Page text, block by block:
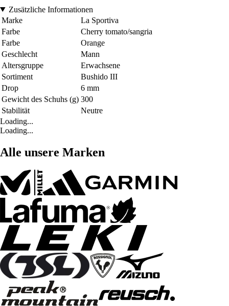
Zusätzliche Informationen
Marke
La Sportiva
Farbe
Cherry tomato/sangria
Farbe
Orange
Geschlecht
Mann
Altersgruppe
Erwachsene
Sortiment
Bushido III
Drop
6 mm
Gewicht des Schuhs (g) 300
Stabilität
Neutre
Loading...
Loading...
Alle unsere Marken